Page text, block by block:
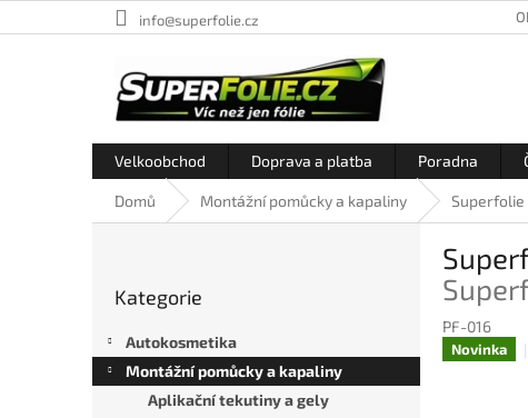
na
info@superfolie.cz
Velkoobchod Doprava a platba Poradna
Domů Montážní pomůcky a kapaliny Superfolie
a
n
kategorie
Kategorie
Autokosmetika
Montážní pomůcky a kapaliny
Aplikační tekutiny a gely
PF-016
Novinka